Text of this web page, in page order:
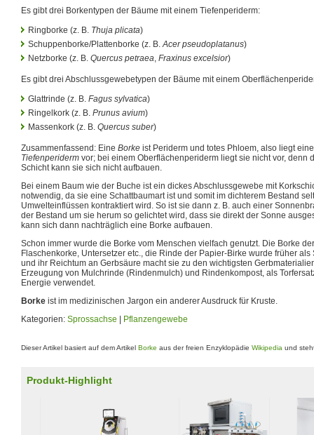
Es gibt drei Borkentypen der Bäume mit einem Tiefenperiderm:
Ringborke (z. B. Thuja plicata)
Schuppenborke/Plattenborke (z. B.Acer pseudoplatanus)
Netzborke (z. B. Quercus petraea, Fraxinus excelsior)
Es gibt drei Abschlussgewebetypen der Bäume mit einem
Glattrinde (z. B. Fagus sylvatica)
Ringelkork (z. B. Prunus avium)
Massenkork (z. B. Quercus suber)
Zusammenfassend: Eine Borke ist Periderm und totes Phloem, also liegt
Tiefenperiderm vor; bei einem Oberflächenperiderm liegt sie nicht vor, denn
Schicht kann sie sich nicht aufbauen.
Bei einem Baum wie der Buche ist ein dickes Abschlussgewebe mit
notwendig, da sie eine Schattbaumart ist und somit im dichterem Bestand
Umwelteinflüssen kontraktiert wird. So ist sie dann z. B. auch einer
der Bestand um sie herum so gelichtet wird, dass sie direkt der Sonne
kann sich dann nachträglich eine Borke aufbauen.
Schon immer wurde die Borke vom Menschen vielfach genutzt. Die Borke
Flaschenkorke, Untersetzer etc., die Rinde der Papier-Birke wurde früher
und ihr Reichtum an Gerbsäure macht sie zu den wichtigsten
Erzeugung von Mulchrinde (Rindenmulch) und Rindenkompost, als
Energie verwendet.
Borke ist im medizinischen Jargon ein anderer Ausdruck für Kruste.
Kategorien: Sprossachse Pflanzengewebe
Dieser Artikel basiert auf dem Artikel Borke aus der freien Enzyklopädie Wikipedia und
Produkt-Highlight